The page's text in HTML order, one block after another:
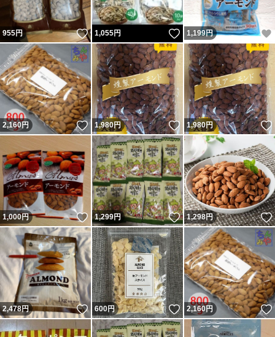
955円 いいね！
1,055円 いいね！
1,199円
2,160円 いいね！
1,980円 いいね！
1,980円
1,000円 いいね！
1,299円 いいね！
1,298円
2,478円 いいね！
600円 いいね！
2,160 円